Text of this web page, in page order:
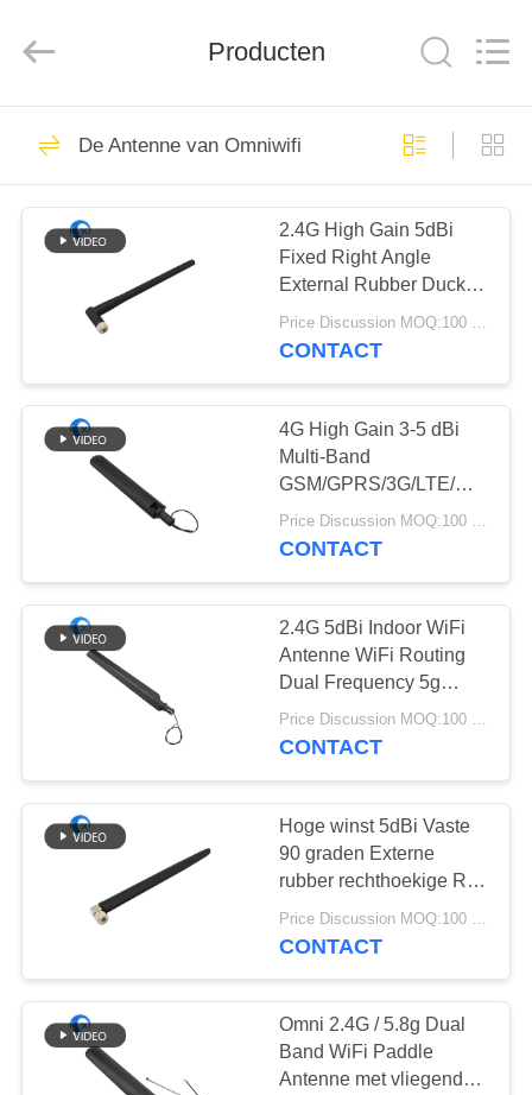
HUIS
PRODUCTEN
ONGEVEER
FABRIEKSREIS
KWALITEITSCONTROLE
CONTACTEER
ONS
NIEUWS
GEVALLEN
VR
SITEMAP
POLICY
Co.,
Reserved.
De Antenne van
Omniwifi
GSM-GPRS-
antenne
24
GPS-
Navigatieantenne
50
De Antenne van het
glasvezelBasisstation
58
Producten
De Antenne van Omniwifi
2.4G High Gain 5dBi
Fixed Right Angle
External Rubber Duck
WiFi SMA Antenne voor
WiFi Router
Price Discussion MOQ:100 stuks
CONTACT
4G High Gain 3-5 dBi
Multi-Band
GSM/GPRS/3G/LTE/DTU
4G Antenne voor Router
met vliegende kabel
Price Discussion MOQ:100 stuks
CONTACT
2.4G 5dBi Indoor WiFi
Antenne WiFi Routing
Dual Frequency 5g
Knife Front 5800 MHz
Knife Antenne met
Price Discussion MOQ:100 stuks
CONTACT
Hoge winst 5dBi Vaste
90 graden Externe
rubber rechthoekige RP
SMA Mannelijke
connector 2.4GHz
CONTACT
Omni 2.4G / 5.8g Dual
Band WiFi Paddle
Antenne met vliegende